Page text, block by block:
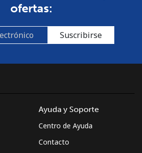
ofertas:
Suscribirse
Ayuda y Soporte
Centro de Ayuda
Contacto